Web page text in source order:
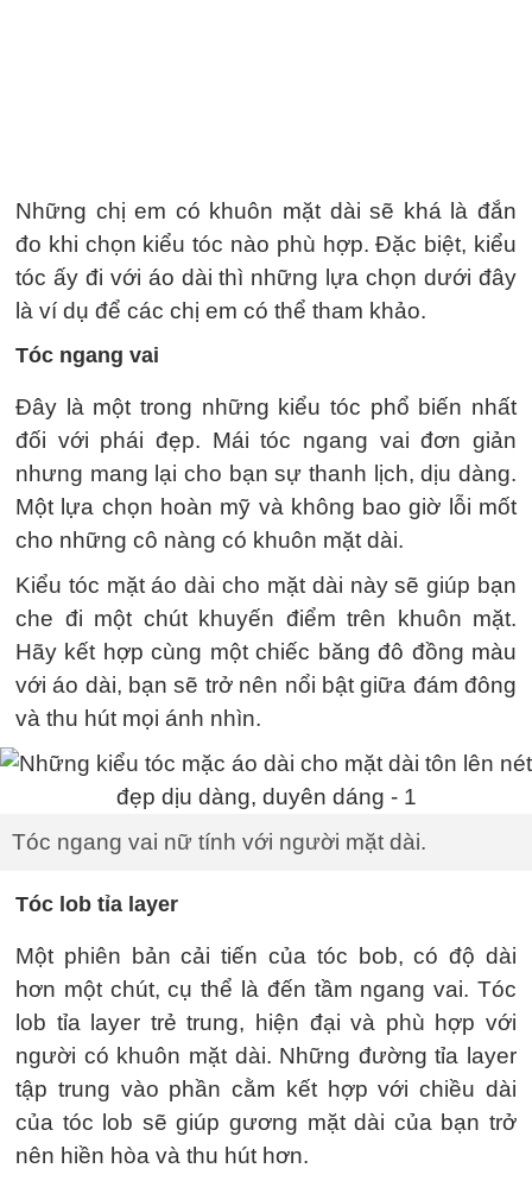
Những chị em có khuôn mặt dài sẽ khá là đắn
đo khi chọn kiểu tóc nào phù hợp. Đặc biệt, kiểu
tóc ấy đi với áo dài thì những lựa chọn dưới đây
là ví dụ để các chị em có thể tham khảo.
Tóc ngang vai
Đây là một trong những kiểu tóc phổ biến nhất
đối với phái đẹp. Mái tóc ngang vai đơn giản
nhưng mang lại cho bạn sự thanh lịch, dịu dàng.
Một lựa chọn hoàn mỹ và không bao giờ lỗi mốt
cho những cô nàng có khuôn mặt dài.
Kiểu tóc mặt áo dài cho mặt dài này sẽ giúp bạn
che đi một chút khuyến điểm trên khuôn mặt.
Hãy kết hợp cùng một chiếc băng đô đồng màu
với áo dài, bạn sẽ trở nên nổi bật giữa đám đông
và thu hút mọi ánh nhìn.
Tóc ngang vai nữ tính với người mặt dài.
Tóc lob tỉa layer
Một phiên bản cải tiến của tóc bob, có độ dài
hơn một chút, cụ thể là đến tầm ngang vai. Tóc
lob tỉa layer trẻ trung, hiện đại và phù hợp với
người có khuôn mặt dài. Những đường tỉa layer
tập trung vào phần cằm kết hợp với chiều dài
của tóc lob sẽ giúp gương mặt dài của bạn trở
nên hiền hòa và thu hút hơn.